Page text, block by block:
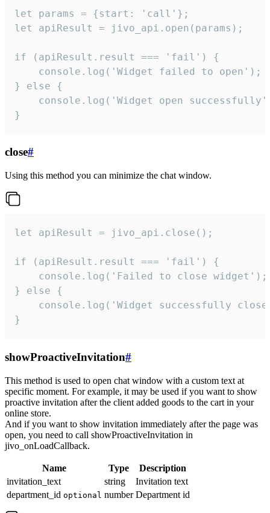
let params = {start: 'call'};
let apiResult = jivo_api.open(params);
if (apiResult.result === 'fail') {
    console.log('Widget failed to open');
} else {
console.log('Widget open
}
close#
Using this method you can minimize the chat window.
let apiResult = jivo_api.close();
if (apiResult.result === 'fail') {
    console.log('Failed to close widget');
} else {
console.log('Widget successfully
}
showProactiveInvitation#
This method is used to open chat window with a custom text at
specific moment. For example, it may be used if you want to show
proactive invitation after the client added goods to the cart in your
online store.
And if you want to show invitation immediately after the page was
open, you need to call showProactiveInvitation in
jivo_onLoadCallback.
Name Type
Description
invitation_text
string
Invitation text
department_id optional number Department id